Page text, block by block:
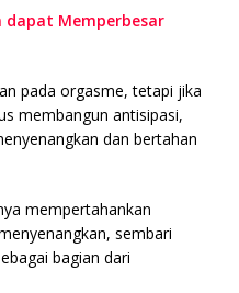
Memperbesar
pada orgasme, tetapi jika
membangun antisipasi,
dan bertahan
mempertahankan
sembari
bagian dari